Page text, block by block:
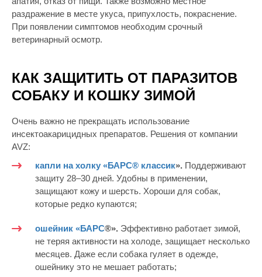
раздражение в месте укуса, припухлость, покраснение.
При появлении симптомов необходим срочный
ветеринарный осмотр.
КАК ЗАЩИТИТЬ ОТ ПАРАЗИТОВ
СОБАКУ И КОШКУ ЗИМОЙ
Очень важно не прекращать использование
инсектоакарицидных препаратов. Решения от компании
AVZ:
капли на холку «БАРС® классик». Поддерживают
защиту 28–30 дней. Удобны в применении,
защищают кожу и шерсть. Хороши для собак,
которые редко купаются;
ошейник «БАРС®». Эффективно работает зимой,
не теряя активности на холоде, защищает несколько
месяцев. Даже если собака гуляет в одежде,
ошейнику это не мешает работать;